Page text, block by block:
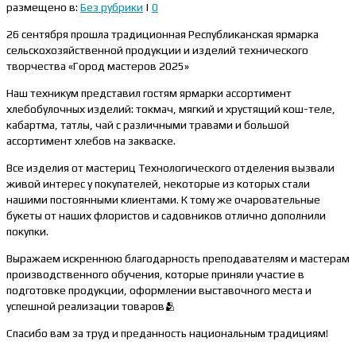
размещено в: Без рубрики | 0
26 сентября прошла традиционная Республиканская ярмарка
сельскохозяйственной продукции и изделий технического
творчества «Город мастеров 2025»
Наш техникум представил гостям ярмарки ассортимент
хлебобулочных изделий: токмач, мягкий и хрустящий кош-теле,
кабартма, татлы, чай с различными травами и большой
ассортимент хлебов на закваске.
Все изделия от мастериц Технологического отделения вызвали
живой интерес у покупателей, некоторые из которых стали
нашими постоянными клиентами. К тому же очаровательные
букеты от наших флористов и садовников отлично дополнили
покупки.
Выражаем искреннюю благодарность преподавателям и мастерам
производственного обучения, которые приняли участие в
подготовке продукции, оформлении выставочного места и
успешной реализации товаров🫂
Спасибо вам за труд и преданность национальным традициям!